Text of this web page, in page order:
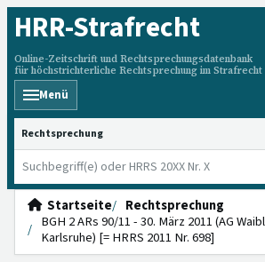
HRR-Strafrecht
Online-Zeitschrift und Rechtsprechungsdatenbank
für höchstrichterliche Rechtsprechung im Strafrecht
Menü
HRRS durchsuchen
Startseite
Rechtsprechung
BGH 2 ARs 90/11 - 30. März 2011 (AG
Karlsruhe) [= HRRS 2011 Nr. 698]